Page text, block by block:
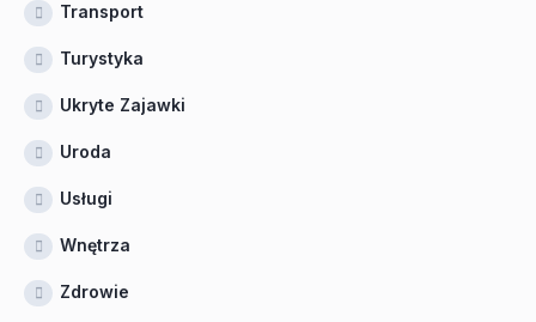
Transport
Turystyka
Ukryte Zajawki
Uroda
Usługi
Wnętrza
Zdrowie